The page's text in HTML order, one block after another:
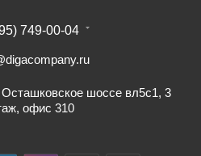
749-00-04
шоссе вл5с1, 3
офис 310